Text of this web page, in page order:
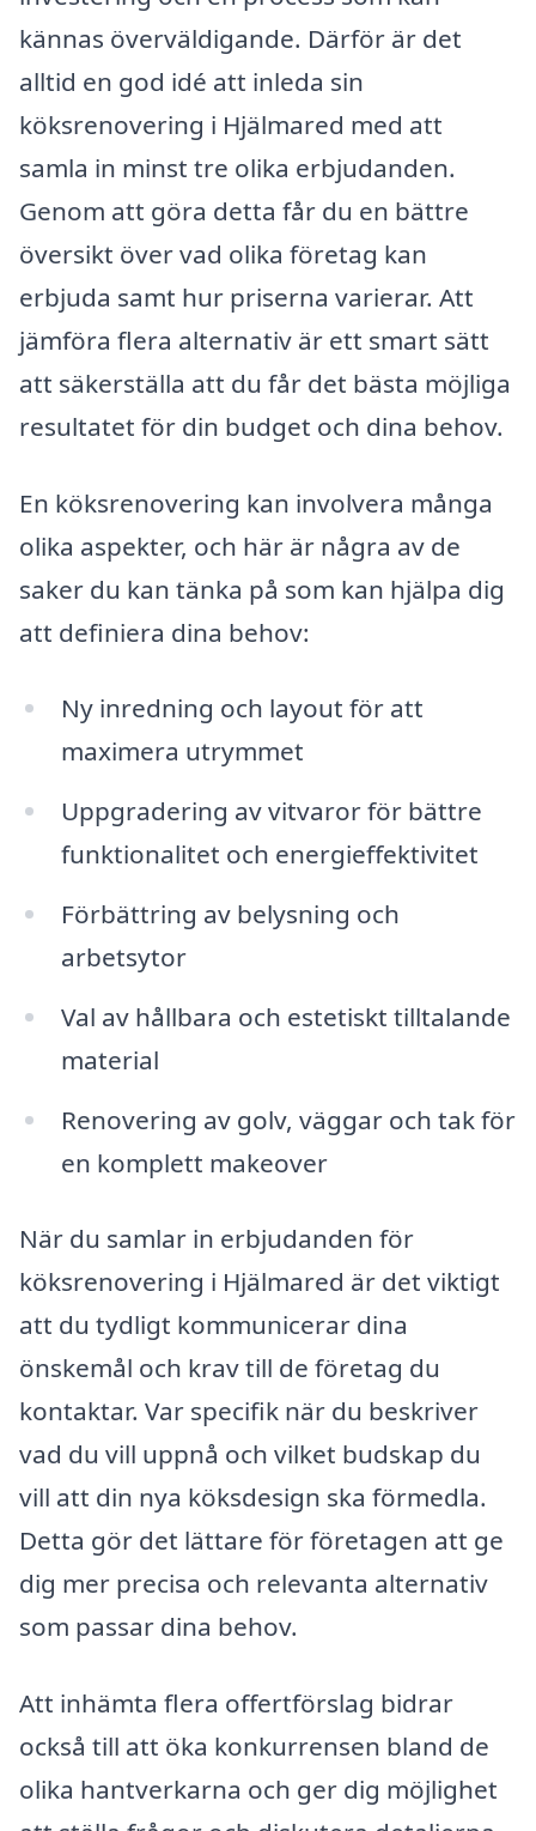
kännas överväldigande. Därför är det
alltid en god idé att inleda sin
köksrenovering i Hjälmared med att
samla in minst tre olika erbjudanden.
Genom att göra detta får du en bättre
översikt över vad olika företag kan
erbjuda samt hur priserna varierar. Att
jämföra flera alternativ är ett smart sätt
att säkerställa att du får det bästa möjliga
resultatet för din budget och dina behov.
En köksrenovering kan involvera många
olika aspekter, och här är några av de
saker du kan tänka på som kan hjälpa dig
att definiera dina behov:
Ny inredning och layout för att
maximera utrymmet
Uppgradering av vitvaror för bättre
funktionalitet och energieffektivitet
Förbättring av belysning och
arbetsytor
Val av hållbara och estetiskt tilltalande
material
Renovering av golv, väggar och tak för
en komplett makeover
När du samlar in erbjudanden för
köksrenovering i Hjälmared är det viktigt
att du tydligt kommunicerar dina
önskemål och krav till de företag du
kontaktar. Var specifik när du beskriver
vad du vill uppnå och vilket budskap du
vill att din nya köksdesign ska förmedla.
Detta gör det lättare för företagen att ge
dig mer precisa och relevanta alternativ
som passar dina behov.
Att inhämta flera offertförslag bidrar
också till att öka konkurrensen bland de
olika hantverkarna och ger dig möjlighet